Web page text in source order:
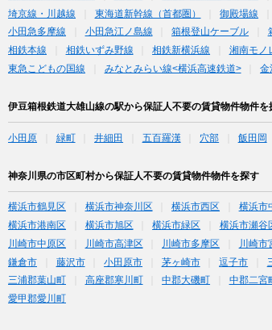
埼京線・川越線
東海道新幹線（首都圏） 御殿場線
小田急多摩線
小田急江ノ島線 箱根登山ケーブル
相鉄本線
相鉄いずみ野線 相鉄新横浜線 湘南モノ
東急こどもの国線
みなとみらい線<横浜高速鉄道> 金
伊豆箱根鉄道大雄山線の駅から保証人不要の賃貸物件物件を
小田原 緑町 井細田 五百羅漢 穴部 飯田岡
神奈川県の市区町村から保証人不要の賃貸物件物件を探す
横浜市鶴見区 横浜市神奈川区 横浜市西区 横浜市
横浜市港南区
横浜市旭区 横浜市緑区 横浜市瀬谷
川崎市中原区
川崎市高津区 川崎市多摩区 川崎市
鎌倉市
藤沢市 小田原市 茅ヶ崎市 逗子市
三浦郡葉山町
高座郡寒川町 中郡大磯町 中郡二宮町
愛甲郡愛川町